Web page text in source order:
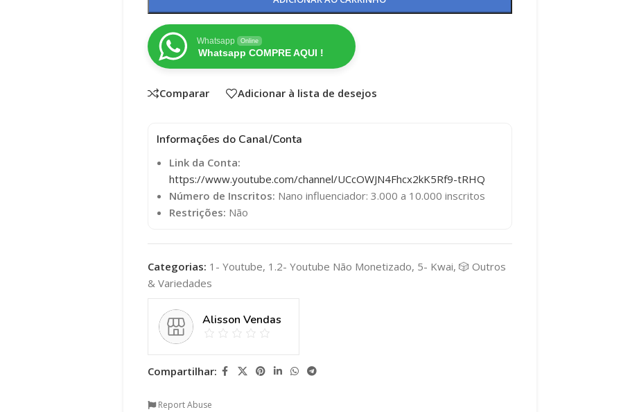
Whatsapp Online
Whatsapp COMPRE AQUI !
Comparar Adicionar à lista de desejos
Informações do Canal/Conta
Link da Conta:
https://www.youtube.com/channel/UCcOWJN4Fhcx2kK5Rf9-tRHQ
Número de Inscritos: Nano influenciador: 3.000 a 10.000 inscritos
Restrições: Não
Categorias: 1- Youtube, 1.2- Youtube Não Monetizado, 5- Kwai, 🎲 Outros
& Variedades
Alisson Vendas
Compartilhar:
Report Abuse